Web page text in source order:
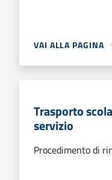
VAI ALLA PAGINA
Trasporto
servizio
Procedimento di